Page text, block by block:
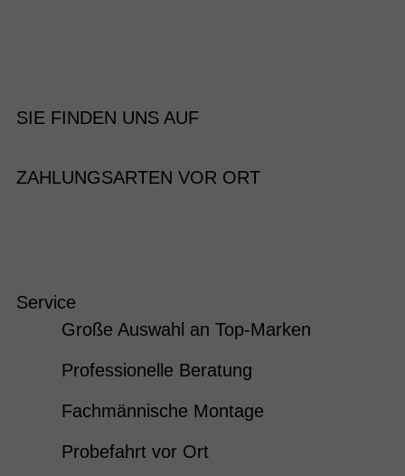
SIE FINDEN UNS AUF
ZAHLUNGSARTEN VOR ORT
Service
Große Auswahl an Top-Marken
Professionelle Beratung
Fachmännische Montage
Probefahrt vor Ort